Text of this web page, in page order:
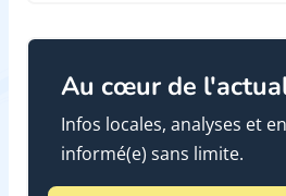
Au cœur de
Infos locales, analyses et
informé(e) sans limite.